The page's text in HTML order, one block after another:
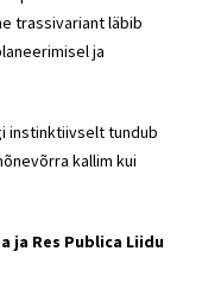
trassivariant läbib
ja
instinktiivselt tundub
kallim kui
ja Res Publica Liidu